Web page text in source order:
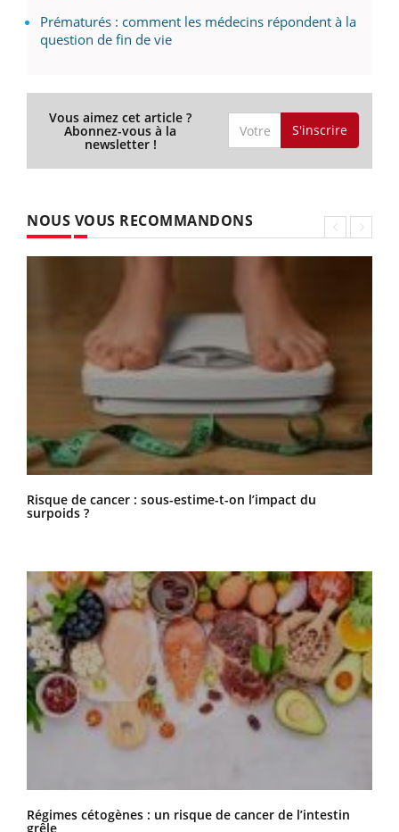
Prématurés : comment les médecins répondent à la
question de fin de vie
Vous aimez cet article ?
Abonnez-vous à la
newsletter !
S'inscrire
NOUS VOUS RECOMMANDONS
Risque de cancer : sous-estime-t-on l’impact du
surpoids ?
Régimes cétogènes : un risque de cancer de l’intestin
grêle